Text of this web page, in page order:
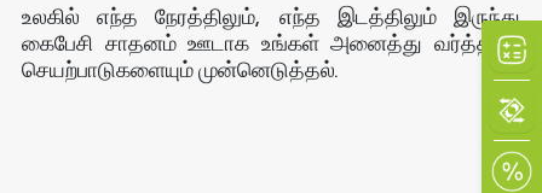
உலகில் எந்த நேரத்திலும், எந்த இடத்திலும் இருந்து
கைபேசி சாதனம் ஊடாக உங்கள் அனைத்து வர்த்தகச்
செயற்பாடுகளையும் முன்னெடுத்தல்.
×